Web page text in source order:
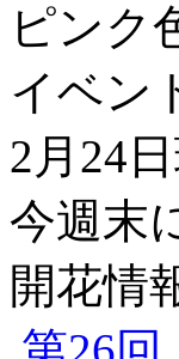
ピンク
イベン
2月24
今週末
開花情